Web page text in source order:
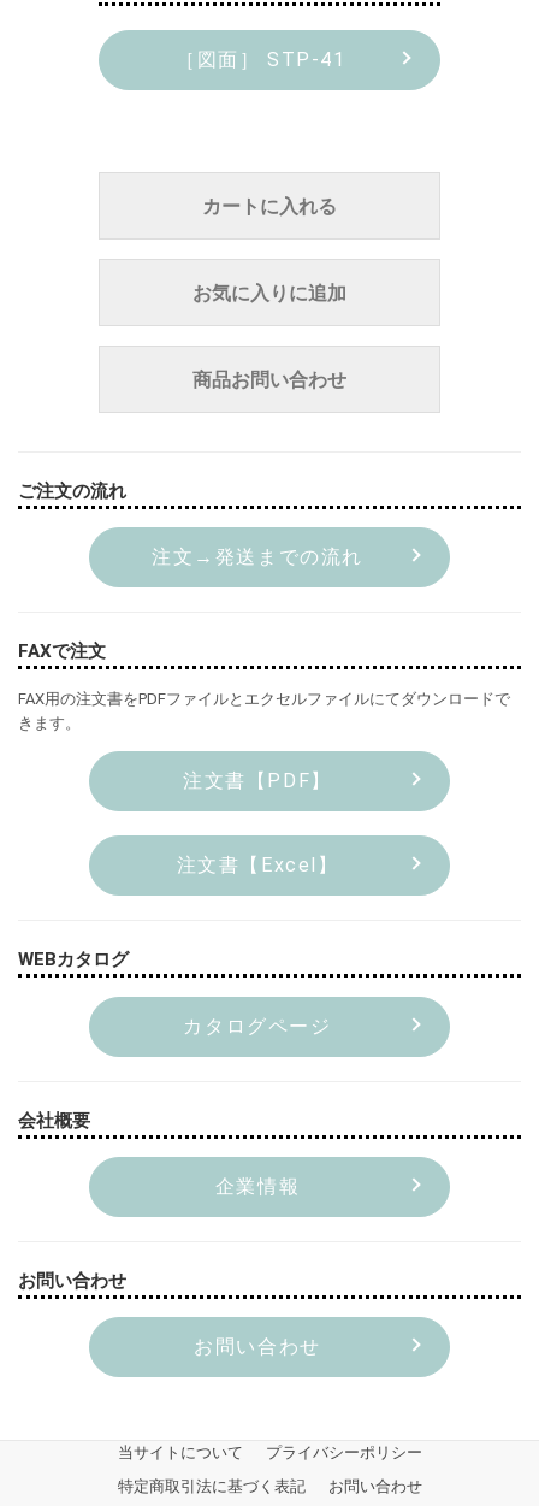
［図面］ STP-41
カートに入れる
お気に入りに追加
商品お問い合わせ
ご注文の流れ
注文→発送までの流れ
FAXで注文
FAX用の注文書をPDFファイルとエクセルファイルにてダウンロードで
きます。
注文書【PDF】
注文書【Excel】
WEBカタログ
カタログページ
会社概要
企業情報
お問い合わせ
お問い合わせ
当サイトについて
プライバシーポリシー
特定商取引法に基づく表記
お問い合わせ